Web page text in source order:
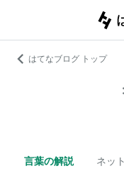
はてなブログ トップ
言葉の解説 ネッ